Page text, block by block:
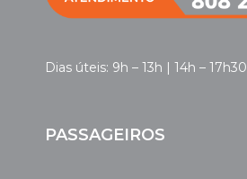
Dias úteis: 9h – 13h | 14h – 17h30
PASSAGEIROS